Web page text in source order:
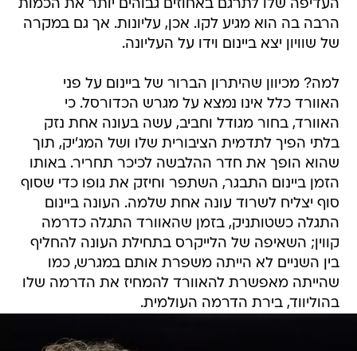
העדיפה שלו לתרגם באחוזים גבוהים יותר את הכמות
הרבה בה הוא מגיע לקו. אכן, עליונות. אך גם במקרה
של שוויון יצא ביינום וידו על העליונה.
למה? מכיוון שהיתרון הברור של ביינום על פני
האוורד כלל אינו נמצא על מגרש הכדורסל. כי
האוורד, בחור מגודל וחביב, עשה בעונה אחת נזק
בלתי הפיך לתדמית הציבורית שלו ושל המג'יק, תוך
שהוא הופך את חדר ההלבשה לכיכר תחריר. באותו
הזמן ביינום התבגר, השתפר וחיזק את גופו כדי שסוף
סוף יצליח לשרוד עונה אחת שלמה. העונה ביינום
התגלה כשטותניק, בזמן שהאוורד התגלה כדרמה
קווין; השאיפה של הלייקרס בתחילת העונה להחליף
בין השניים לא הייתה משפרת אותם במגרש, כמו
שהייתה מאפשרת להאוורד להמחיז את הדרמה שלו
בהוליווד, בירת הדרמה העולמית.